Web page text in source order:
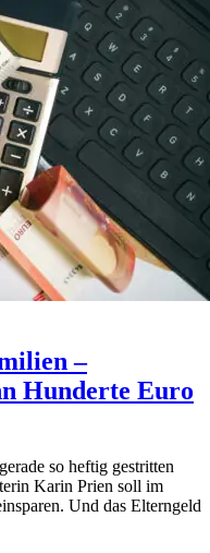
–
Hunderte Euro
so heftig gestritten
Karin Prien soll im
Und das Elterngeld